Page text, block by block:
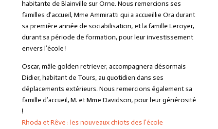
habitante de Blainville sur Orne. Nous remercions ses
familles d’accueil, Mme Ammiratti qui a accueillie Ora durant
sa première année de sociabilisation, et la famille Leroyer,
durant sa période de formation, pour leur investissement
envers l’école !
Oscar, mâle golden retriever, accompagnera désormais
Didier, habitant de Tours, au quotidien dans ses
déplacements extérieurs. Nous remercions également sa
famille d’accueil, M. et Mme Davidson, pour leur générosité
!
Rhoda et Rêve : les nouveaux chiots des l’école